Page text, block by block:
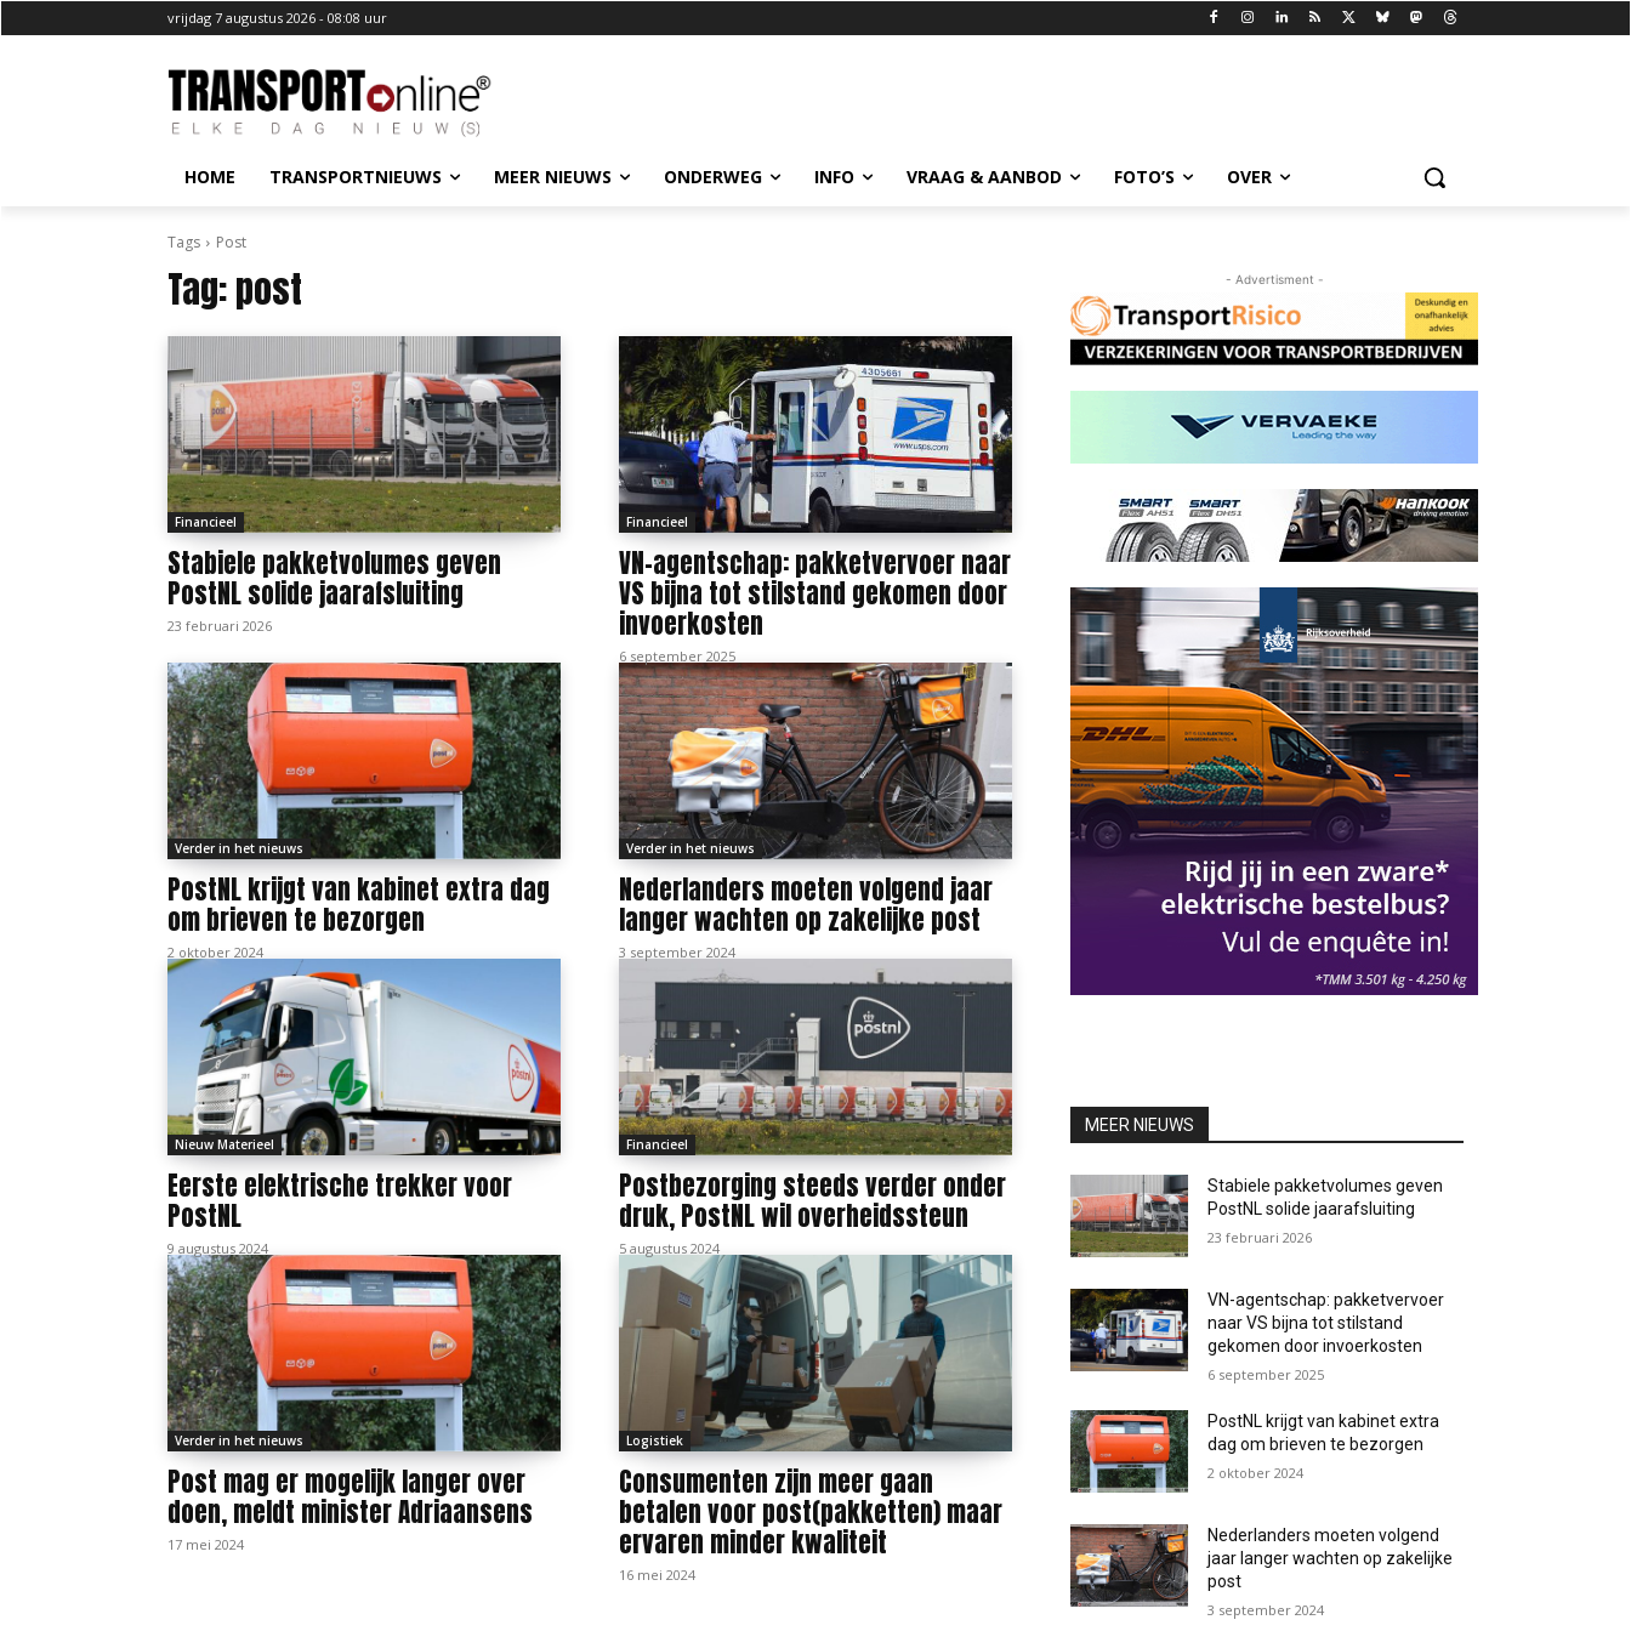
vrijdag 7 augustus 2026 - 08:08 uur
HOME TRANSPORTNIEUWS MEER NIEUWS ONDERWEG INFO VRAAG & AANBOD FOTO’S OVER
Tags Post
Tag:post
Financieel
Stabiele pakketvolumes geven
PostNL solide jaarafsluiting
23 februari 2026
Financieel
VN-agentschap: pakketvervoer naar
VS bijna tot stilstand gekomen door
invoerkosten
6 september 2025
Verder in het nieuws
PostNL krijgt van kabinet extra dag
om brieven te bezorgen
2 oktober 2024
Verder in het nieuws
Nederlanders moeten volgend jaar
langer wachten op zakelijke post
3 september 2024
Nieuw Materieel
Eerste elektrische trekker voor
PostNL
9 augustus 2024
Financieel
Postbezorging steeds verder onder
druk, PostNL wil overheidssteun
5 augustus 2024
Verder in het nieuws
Post mag er mogelijk langer over
doen, meldt minister Adriaansens
17 mei 2024
Logistiek
Consumenten zijn meer gaan
betalen voor post(pakketten) maar
ervaren minder kwaliteit
16 mei 2024
- Advertisment -
MEER NIEUWS
Stabiele pakketvolumes geven
PostNL solide jaarafsluiting
23 februari 2026
VN-agentschap: pakketvervoer
naar VS bijna tot stilstand
gekomen door invoerkosten
6 september 2025
PostNL krijgt van kabinet extra
dag om brieven te bezorgen
2 oktober 2024
Nederlanders moeten volgend
jaar langer wachten op zakelijke
post
3 september 2024